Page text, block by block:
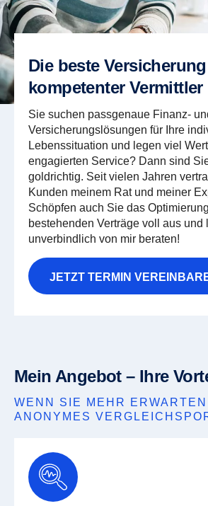
Die beste
kompetenter Vermittler
Sie suchen passgenaue Finanz-
Versicherungslösungen für Ihre
Lebenssituation und legen viel
engagierten Service? Dann sind
goldrichtig. Seit vielen Jahren
Kunden meinem Rat und meiner
Schöpfen auch Sie das
bestehenden Verträge voll aus und
unverbindlich von mir beraten!
JETZT TERMIN
Mein Angebot – Ihre
WENN SIE MEHR
ANONYMES